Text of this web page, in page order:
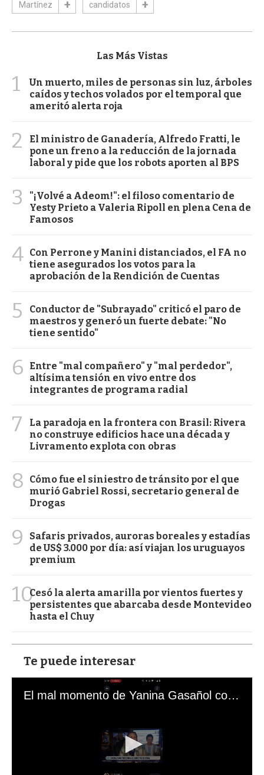
Martínez candidatos
Las Más Vistas
1
Un muerto, miles de personas sin luz, árboles
caídos y techos volados por el temporal que
ameritó alerta roja
2
El ministro de Ganadería, Alfredo Fratti, le
pone un freno a la reducción de la jornada
laboral y pide que los robots aporten al BPS
3
"¡Volvé a Adeom!": el filoso comentario de
Yesty Prieto a Valeria Ripoll en plena Cena de
Famosos
4 Con Perrone y Manini distanciados, el FA no
tiene asegurados los votos para la
aprobación de la Rendición de Cuentas
5
Conductor de "Subrayado" criticó el paro de
maestros y generó un fuerte debate: "No
tiene sentido"
6
Entre "mal compañero" y "mal perdedor",
altísima tensión en vivo entre dos
integrantes de programa radial
7
La paradoja en la frontera con Brasil: Rivera
no construye edificios hace una década y
Livramento explota con obras
8
Cómo fue el siniestro de tránsito por el que
murió Gabriel Rossi, secretario general de
Drogas
9
Safaris privados, auroras boreales y estadías
de US$ 3.000 por día: así viajan los uruguayos
premium
10Cesó la alerta amarilla por vientos fuertes y
persistentes que abarcaba desde Montevideo
hasta el Chuy
Te puede interesar
El mal momento de Yanina Gasañol con un hincha argentino en "Subrayado"